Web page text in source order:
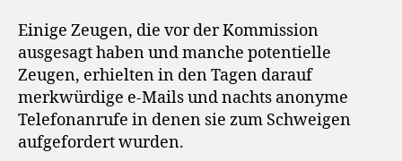
Einige Zeugen, die vor der Kommission
ausgesagt haben und manche potentielle
Zeugen, erhielten in den Tagen darauf
merkwürdige e-Mails und nachts anonyme
Telefonanrufe in denen sie zum Schweigen
aufgefordert wurden.